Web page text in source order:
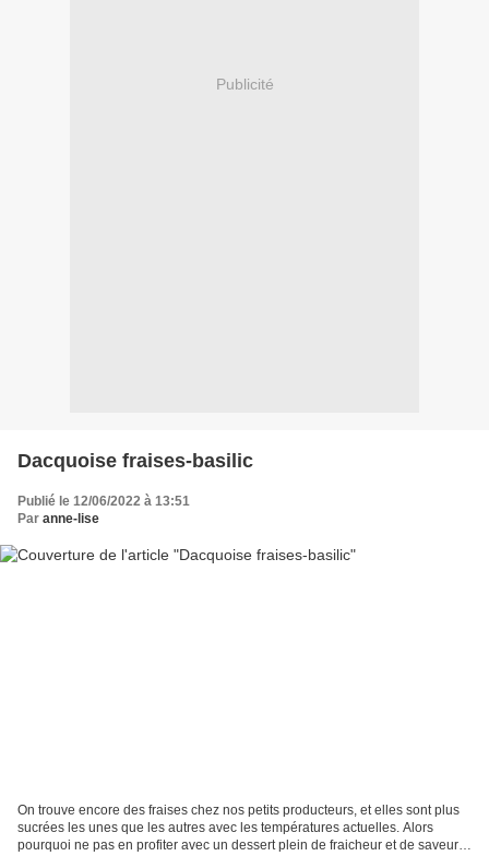
Publicité
Dacquoise fraises-basilic
Publié le 12/06/2022 à 13:51
Par anne-lise
On trouve encore des fraises chez nos petits producteurs, et elles sont plus
sucrées les unes que les autres avec les températures actuelles. Alors
pourquoi ne pas en profiter avec un dessert plein de fraicheur et de saveurs :